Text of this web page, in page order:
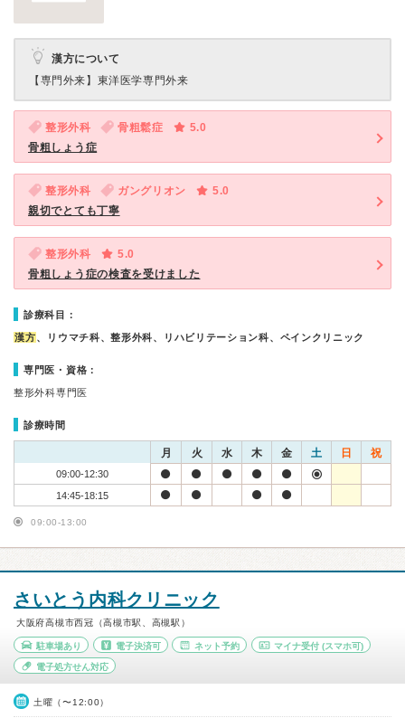
漢方について
【専門外来】 東洋医学専門外来
整形外科 骨粗鬆症
5.0
骨粗しょう症
整形外科 ガングリオン
5.0
親切でとても丁寧
整形外科
5.0
骨粗しょう症の検査を受けました
診療科目：
漢方、リウマチ科、整形外科、リハビリテーション科、ペインクリニック
専門医・資格：
整形外科専門医
診療時間
月 火 水 木 金 土 日 祝
09:00-12:30
14:45-18:15
09:00-13:00
さいとう内科クリニック
大阪府高槻市西冠（高槻市駅、高槻駅）
駐車場あり 電子決済可 ネット予約 マイナ受付 (スマホ可)
電子処方せん対応
土曜（〜12:00）